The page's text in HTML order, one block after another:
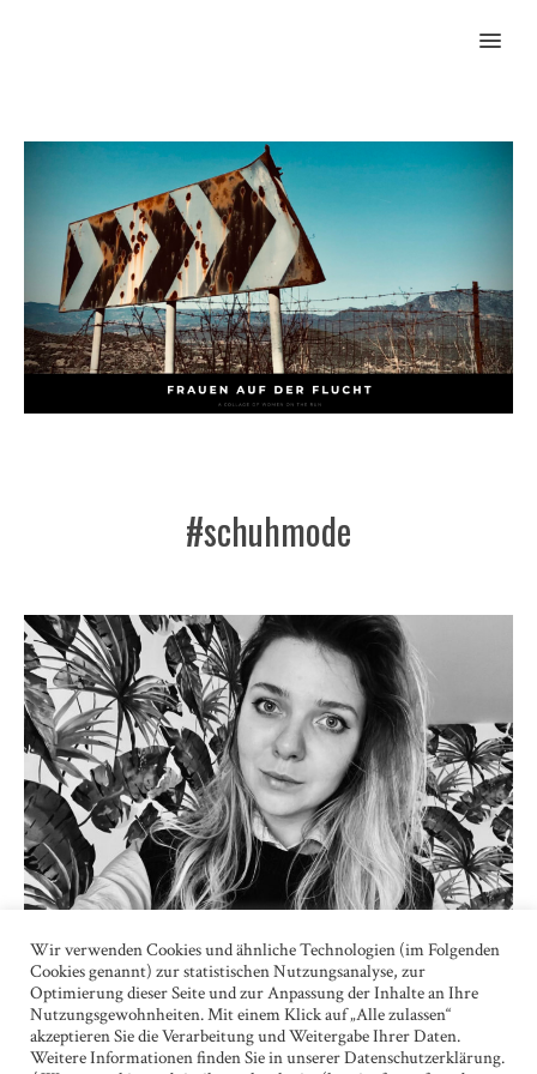
MENU
#schuhmode
IM MOMENT DES ABSCHIEDS ERKANNTE ICH DEN WERT
DES SEINS ÜBER DEM DES HABENS.
Ukraine
Wir verwenden Cookies und ähnliche Technologien (im Folgenden
Cookies genannt) zur statistischen Nutzungsanalyse, zur
Optimierung dieser Seite und zur Anpassung der Inhalte an Ihre
Nutzungsgewohnheiten. Mit einem Klick auf „Alle zulassen“
akzeptieren Sie die Verarbeitung und Weitergabe Ihrer Daten.
Weitere Informationen finden Sie in unserer Datenschutzerklärung.